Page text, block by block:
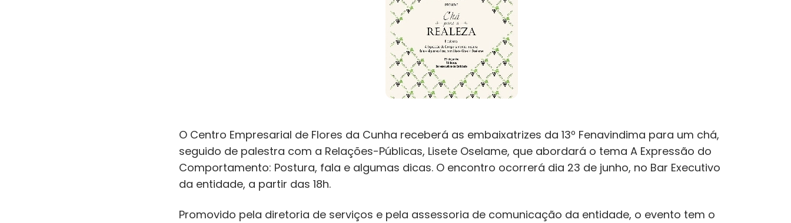
O Centro Empresarial de Flores da Cunha receberá as embaixatrizes da 13º Fenavindima para um chá,
seguido de palestra com a Relações-Públicas, Lisete Oselame, que abordará o tema A Expressão do
Comportamento: Postura, fala e algumas dicas. O encontro ocorrerá dia 23 de junho, no Bar Executivo
da entidade, a partir das 18h.
Promovido pela diretoria de serviços e pela assessoria de comunicação da entidade, o evento tem o